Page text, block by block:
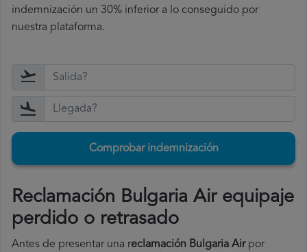
indemnización un 30% inferior a lo conseguido por
nuestra plataforma.
Comprobar indemnización
Reclamación Bulgaria Air equipaje
perdido o retrasado
Antes de presentar una reclamación Bulgaria Airpor